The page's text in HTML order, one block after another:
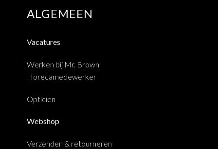
ALGEMEEN
Vacatures
Werken bij Mr. Brown
Horecamedewerker
Opticien
Webshop
Verzenden & retourneren